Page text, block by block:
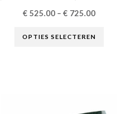
€525.00– €725.00
OPTIES SELECTEREN